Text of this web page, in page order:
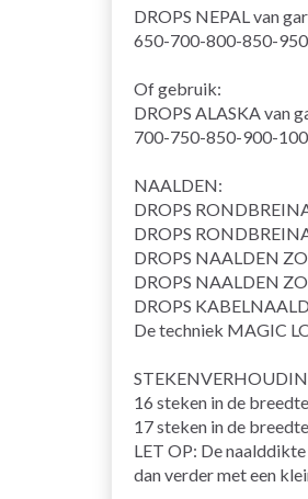
DROPS NEPAL van
650-700-800-850-
Of gebruik:
DROPS ALASKA van
700-750-850-900-
NAALDEN:
DROPS
DROPS
DROPS NAALDEN
DROPS NAALDEN
DROPS KABELNAALD
De techniek MAGIC
16 steken in de
17 steken in de
LET OP: De
dan verder met een